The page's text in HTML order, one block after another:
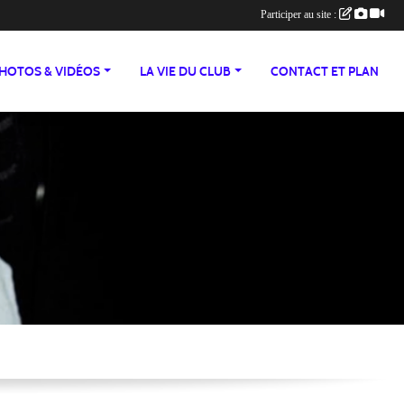
& VIDÉOS LA VIE DU CLUB CONTACT ET PLAN
Participer au site :